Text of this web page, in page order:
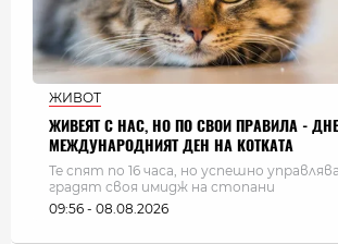
ЖИВОТ
ЖИВЕЯТ С НАС, НО ПО СВОИ ПРАВИЛА -
МЕЖДУНАРОДНИЯТ ДЕН НА КОТКАТА
Те спят по 16 часа, но успешно
градят своя имидж на стопани
09:56 - 08.08.2026